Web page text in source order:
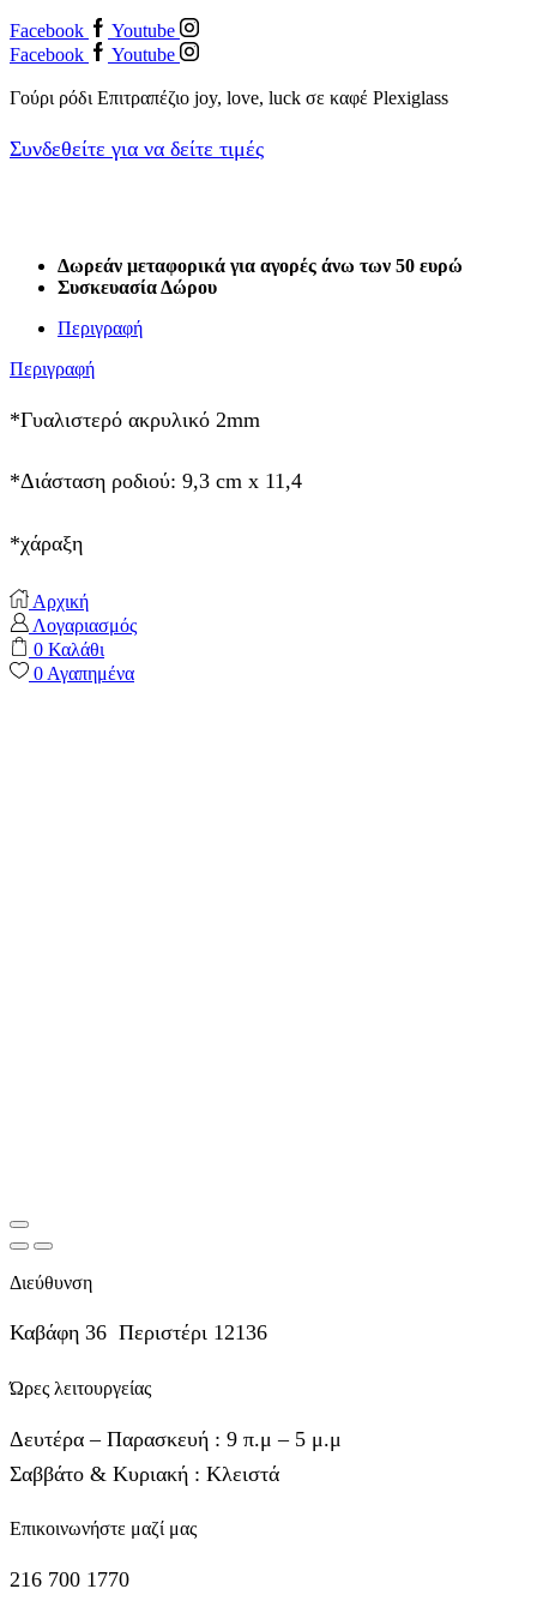
Facebook
Youtube
Facebook
Youtube
Γούρι ρόδι Επιτραπέζιο joy, love, luck σε καφέ Plexiglass
Συνδεθείτε για να δείτε τιμές
Δωρεάν μεταφορικά για αγορές άνω των 50 ευρώ
Συσκευασία Δώρου
Περιγραφή
Περιγραφή
*Γυαλιστερό ακρυλικό 2mm
*Διάσταση ροδιού: 9,3 cm x 11,4
*χάραξη
Αρχική
Λογαριασμός
0 Καλάθι
0 Αγαπημένα
Διεύθυνση
Καβάφη 36 Περιστέρι 12136
Ώρες λειτουργείας
Δευτέρα – Παρασκευή : 9 π.μ – 5 μ.μ
Σαββάτο & Κυριακή : Κλειστά
Επικοινωνήστε μαζί μας
216 700 1770